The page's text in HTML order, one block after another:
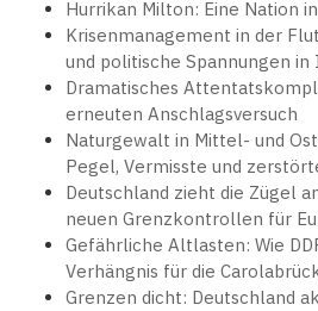
Hurrikan Milton: Eine Nation
Krisenmanagement in der
und politische Spannungen in
Dramatisches
erneuten Anschlagsversuch
Naturgewalt in Mittel- und
Pegel, Vermisste und
Deutschland zieht die Zügel
neuen Grenzkontrollen für
Gefährliche Altlasten: Wie
Verhängnis für die
Grenzen dicht: Deutschland